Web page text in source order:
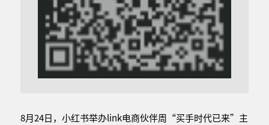
8月24日，小红书举办link电商伙伴周“买手时代已来”主